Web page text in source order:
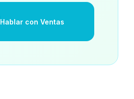
Hablar con Ventas